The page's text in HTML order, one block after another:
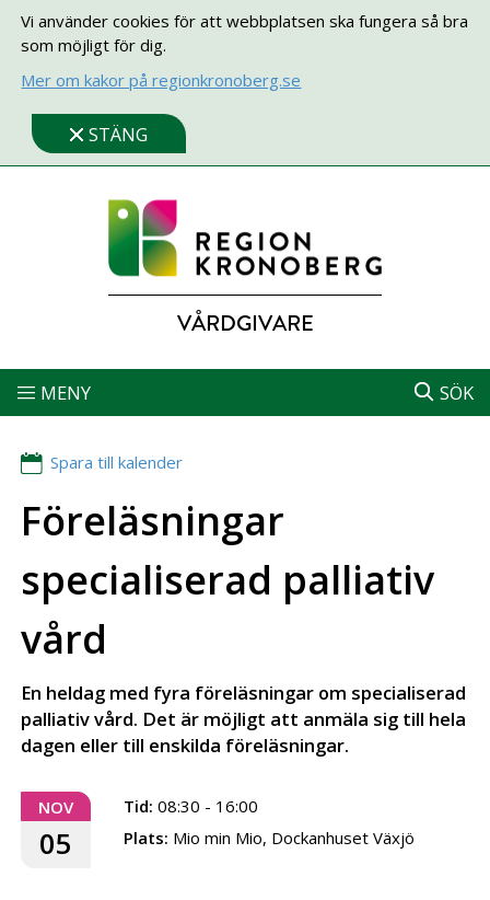
Vi använder cookies för att webbplatsen ska fungera så bra
som möjligt för dig.
Mer om kakor på regionkronoberg.se
STÄNG
VÅRDGIVARE
MENY SÖK
Spara till kalender
Föreläsningar
specialiserad palliativ
vård
En heldag med fyra föreläsningar om specialiserad
palliativ vård. Det är möjligt att anmäla sig till hela
dagen eller till enskilda föreläsningar.
NOV
05
Tid: 08:30 - 16:00
Plats: Mio min Mio, Dockanhuset Växjö